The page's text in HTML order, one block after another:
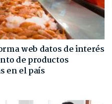
web datos de interés
de productos
en el país